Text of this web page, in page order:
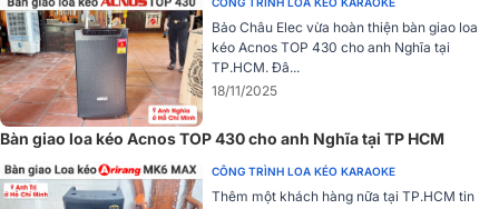
như pop, ballad hoặc nhạc dance.
Trở kháng 8 Ohm là mức tiêu chuẩn, giúp loa dễ dàng tương thích
với hầu hết các thiết bị ampli hoặc hệ thống âm thanh hiện nay, đảm
bảo tính linh hoạt khi kết nối.
Bảo Châu Elec vừa hoàn thiện bàn giao loa
kéo Acnos TOP 430 cho anh Nghĩa tại
TP.HCM. Đâ...
18/11/2025
Bàn giao loa kéo Acnos TOP 430 cho anh Nghĩa tại TP HCM
CÔNG TRÌNH LOA KÉO KARAOKE
Thêm một khách hàng nữa tại TP.HCM tin